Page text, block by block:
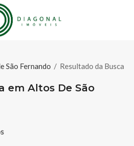
São Fernando / Resultado da Busca
em Altos De São